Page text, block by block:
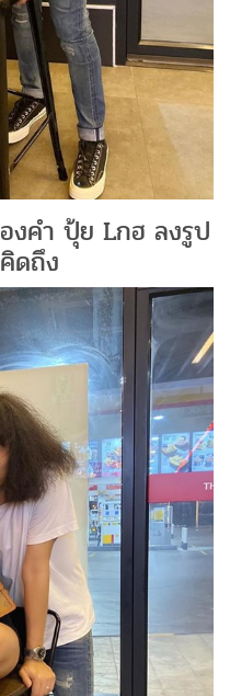
งคำ ปุ้ย Lกฮ ลงรูป
ดถึง